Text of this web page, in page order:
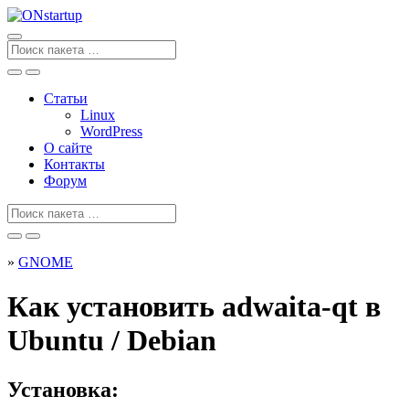
Перейти
к
содержанию
Поиск
для
Статьи
Linux
WordPress
О сайте
Контакты
Форум
Поиск
для
» GNOME
Как установить adwaita-qt в
Ubuntu / Debian
Установка: